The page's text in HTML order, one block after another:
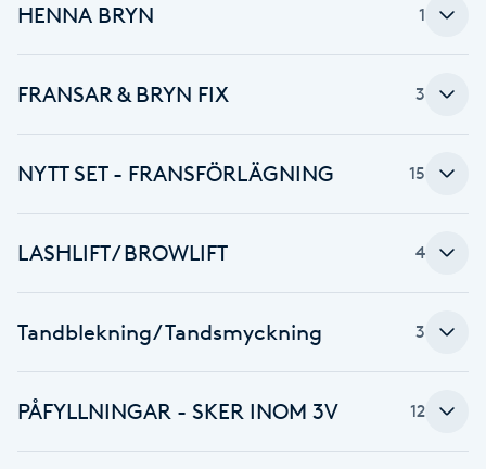
D
Dermapen
Extensions
Extensions borttagning
HENNA BRYN 1
FRANSAR & BRYN FIX 3
NYTT SET - FRANSFÖRLÄGNING 15
LASHLIFT / BROWLIFT 4
Tandblekning/Tandsmyckning 3
PÅFYLLNINGAR - SKER INOM 3V 12